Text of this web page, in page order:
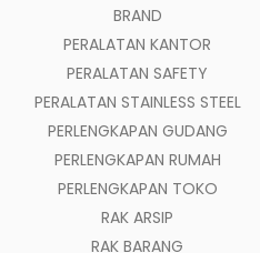
BRAND
PERALATAN KANTOR
PERALATAN SAFETY
PERALATAN STAINLESS STEEL
PERLENGKAPAN GUDANG
PERLENGKAPAN RUMAH
PERLENGKAPAN TOKO
RAK ARSIP
RAK BARANG